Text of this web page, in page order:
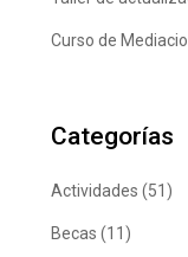
Curso de
Categorías
Actividades (51)
Becas (11)